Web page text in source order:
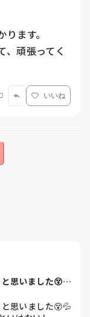
ます。
、頑張ってく
いいね
思いました😵💦
思いました😵💦